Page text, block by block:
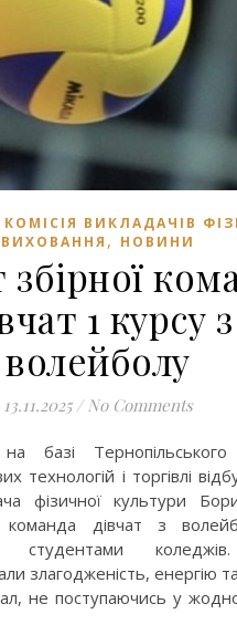
ВИКЛАДАЧІВ
ВИХОВАННЯ , НОВИНИ
1 курсу з
волейболу
13.11.2025 / No Comments
технологій і торгівлі
фізичної культури
дівчат з
студентами
злагодженість, енергію
не поступаючись у